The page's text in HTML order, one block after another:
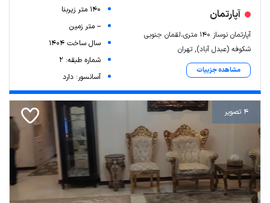
آپارتمان
آپارتمان نوساز ۱۴۰ متری،لقمان جنوبی
شکوفه (عبدل آباد), تهران
مشاهده جزییات
140 متر زیربنا
-- متر زمین
سال ساخت 1404
شماره طبقه: 2
آسانسور: دارد
4 تصویر